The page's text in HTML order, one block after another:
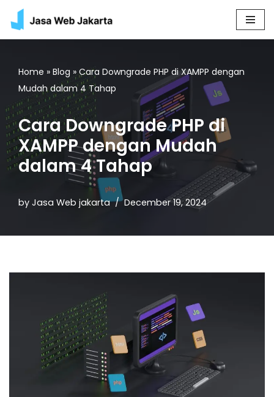
Skip
content
Home » Blog » Cara Downgrade PHP di XAMPP dengan
Mudah dalam 4 Tahap
Cara Downgrade PHP di
XAMPP dengan Mudah
dalam 4 Tahap
by Jasa Web jakarta December 19, 2024